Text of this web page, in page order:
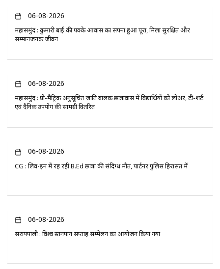
06-08-2026
महासमुंद : कुमारी बाई की पक्के आवास का सपना हुआ पूरा, मिला सुरक्षित और
सम्मानजनक जीवन
06-08-2026
महासमुंद : प्री-मैट्रिक अनुसूचित जाति बालक छात्रावास में विद्यार्थियों को लोअर, टी-शर्ट
एवं दैनिक उपयोग की सामग्री वितरित
06-08-2026
CG : लिव-इन में रह रही B.Ed छात्रा की संदिग्ध मौत, पार्टनर पुलिस हिरासत में
06-08-2026
सरायपाली : विश्व स्तनपान सप्ताह सम्मेलन का आयोजन किया गया